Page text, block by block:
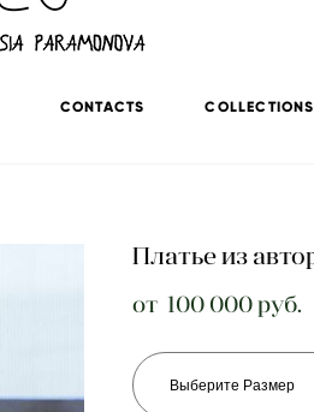
CONTACTS COLLECTIONS
Платье из
от 100 000 pуб.
Выберите Размер